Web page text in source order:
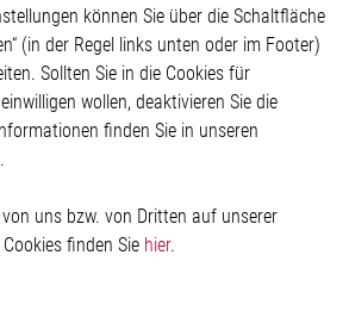
183-0
können Sie über die Schaltfläche
(in der Regel links unten oder im Footer)
Sollten Sie in die Cookies für
wollen, deaktivieren Sie die
finden Sie in unseren
.
uns bzw. von Dritten auf unserer
finden Sie hier.